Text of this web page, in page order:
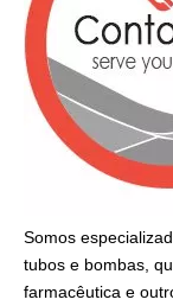
Somos
tubos e bombas,
farmacêutica e